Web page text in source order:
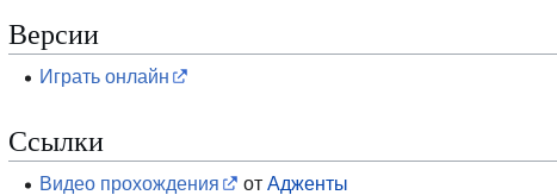
Версии
Играть онлайн
Ссылки
Видео прохождения от Адженты